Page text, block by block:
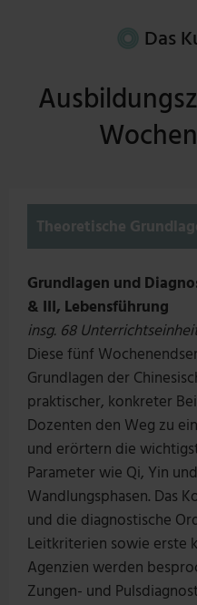
Das
Theoretische
Grundlagen und
& III, Lebensführung
insg. 68
Diese fünf
Grundlagen der
praktischer, konkreter
Dozenten den Weg zu
und erörtern die
Parameter wie Qi, Yin
Wandlungsphasen. Das
und die diagnostische
Leitkriterien sowie erste
Agenzien werden
Zungen- und